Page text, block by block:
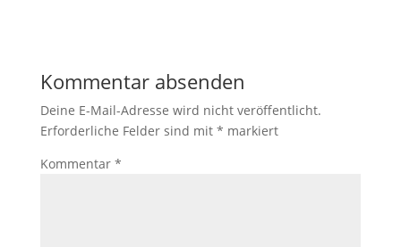
Kommentar absenden
Deine E-Mail-Adresse wird nicht veröffentlicht.
Erforderliche Felder sind mit * markiert
Kommentar *